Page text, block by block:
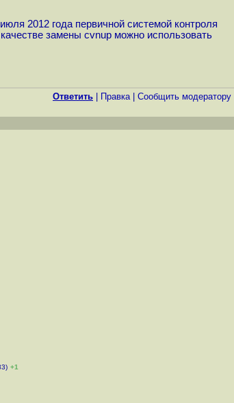
2012 года первичной системой контроля
замены cvnup можно использовать
Ответить Правка| Cообщить модератору
+1